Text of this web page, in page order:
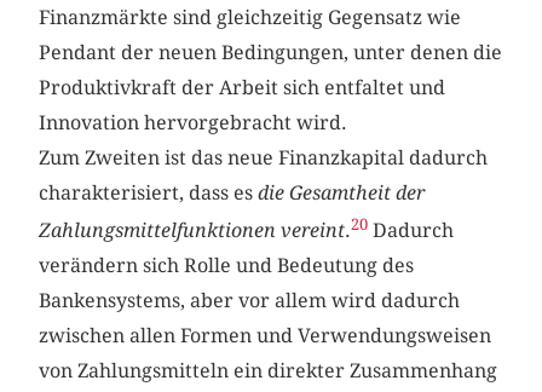
Finanzmärkte sind gleichzeitig Gegensatz wie
Pendant der neuen Bedingungen, unter denen die
Produktivkraft der Arbeit sich entfaltet und
Innovation hervorgebracht wird.
Zum Zweiten ist das neue Finanzkapital dadurch
charakterisiert, dass esdie Gesamtheit der
Zahlungsmittelfunktionen vereint.20 Dadurch
verändern sich Rolle und Bedeutung des
Bankensystems, aber vor allem wird dadurch
zwischen allen Formen und Verwendungsweisen
von Zahlungsmitteln ein direkter Zusammenhang